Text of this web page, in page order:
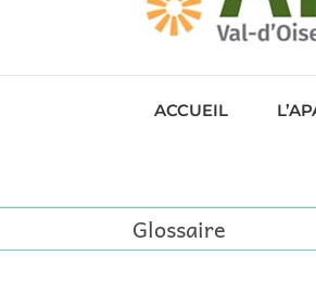
ACCUEIL
Glossaire